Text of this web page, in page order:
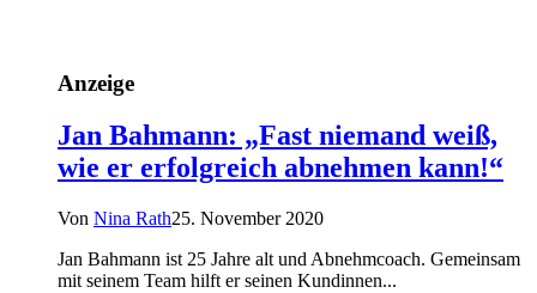
Anzeige
Jan Bahmann: „Fast niemand weiß,
wie er erfolgreich abnehmen kann!“
Von Nina Rath25. November 2020
Jan Bahmann ist 25 Jahre alt und Abnehmcoach. Gemeinsam
mit seinem Team hilft er seinen Kundinnen...